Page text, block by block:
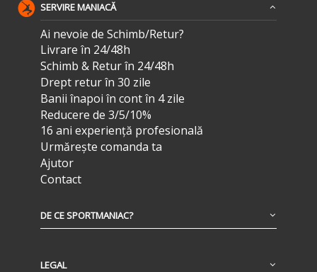
SERVIRE MANIACĂ
Ai nevoie de Schimb/Retur?
Livrare în 24/48h
Schimb & Retur în 24/48h
Drept retur în 30 zile
Banii înapoi în cont în 4 zile
Reducere de 3/5/10%
16 ani experiență profesională
Urmărește comanda ta
Ajutor
Contact
DE CE SPORTMANIAC?
LEGAL